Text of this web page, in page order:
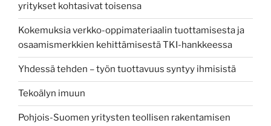
yritykset kohtasivat toisensa
Kokemuksia verkko-oppimateriaalin tuottamisesta ja
osaamismerkkien kehittämisestä TKI-hankkeessa
Yhdessä tehden – työn tuottavuus syntyy ihmisistä
Tekoälyn imuun
Pohjois-Suomen yritysten teollisen rakentamisen